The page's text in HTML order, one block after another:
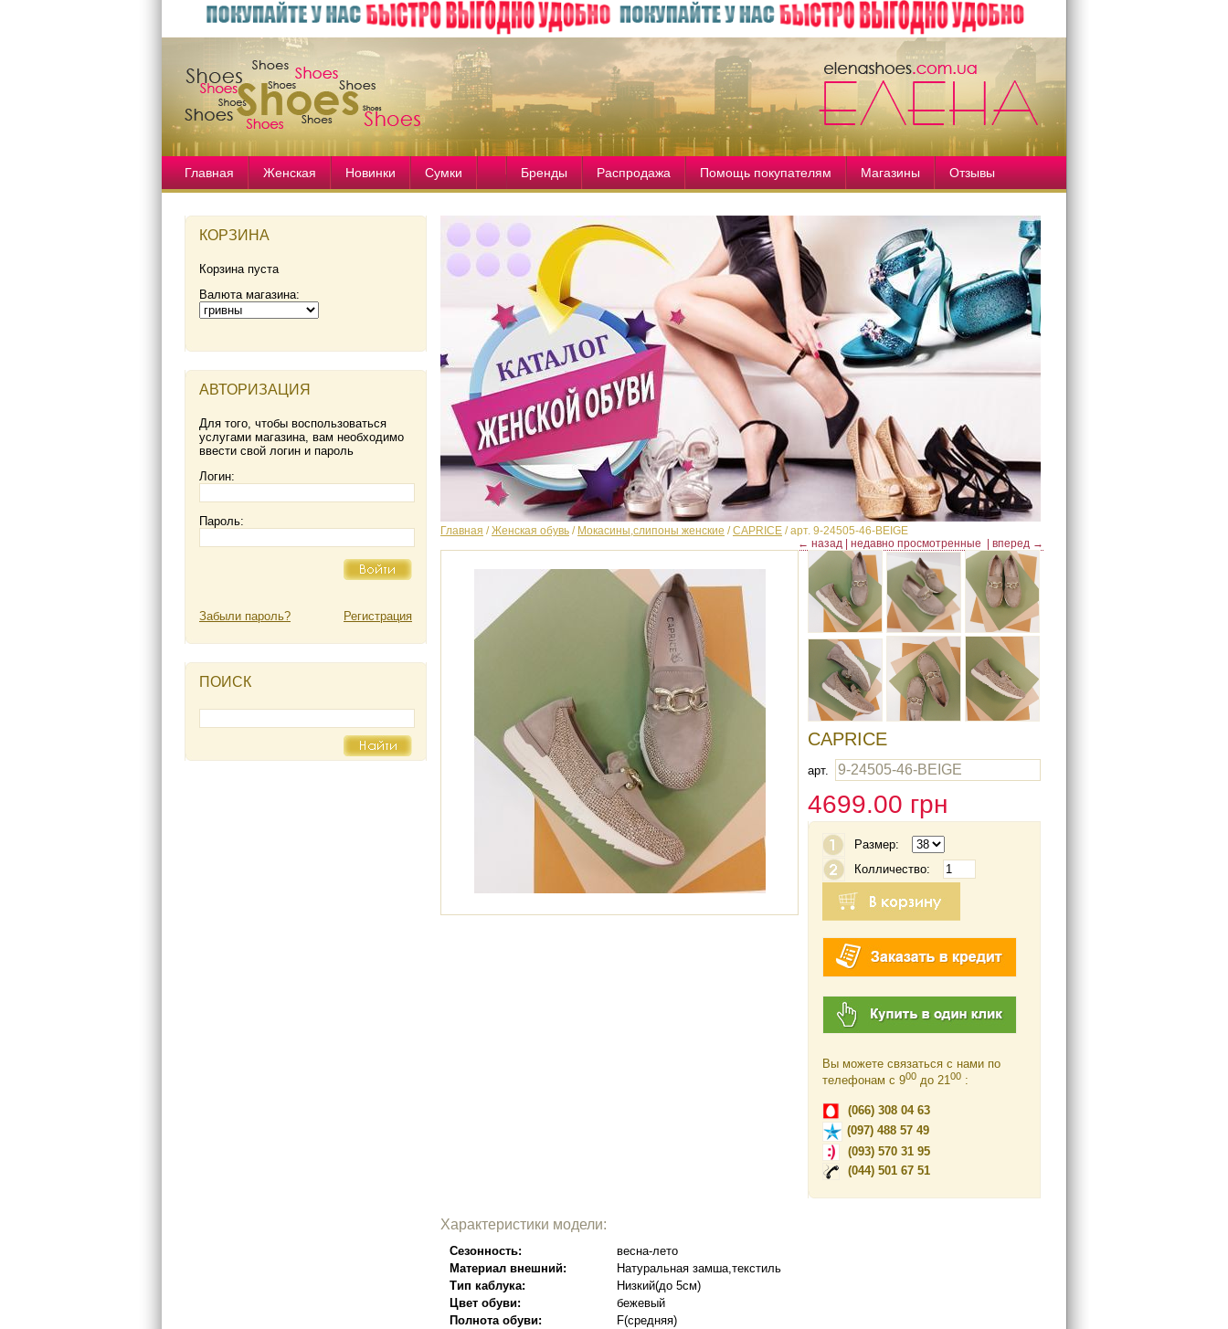
Главная Женская Новинки Сумки Бренды Распродажа Помощь покупателям Магазины Отзывы
КОРЗИНА
Корзина пуста
Валюта магазина:
АВТОРИЗАЦИЯ
Для того, чтобы воспользоваться
услугами магазина, вам необходимо
ввести свой логин и пароль
Логин:
Пароль:
Забыли пароль? Регистрация
ПОИСК
Главная /Женская обувь / Мокасины,слипоны женские /CAPRICE /арт. 9-24505-46-BEIGE
← назад
недавно просмотренные вперед →
CAPRICE
арт. 9-24505-46-BEIGE
4699.00 грн
Размер:
Колличество:
Вы можете связаться с нами по
телефонам c 900 до 2100 :
(066) 308 04 63
(097) 488 57 49
(093) 570 31 95
(044) 501 67 51
Характеристики модели:
Сезонность:
весна-лето
Материал внешний:
Натуральная замша,текстиль
Тип каблука:
Низкий(до 5см)
Цвет обуви:
бежевый
Полнота обуви:
F(средняя)